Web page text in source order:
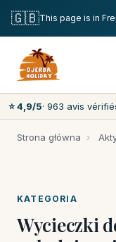
Bezpłatne anulowanie
Najtańsze ceny na
⭐ 4,9/5· 963 avis
Strona główna ›
KATEGORIA
Wycieczki
🇬🇧This page is in